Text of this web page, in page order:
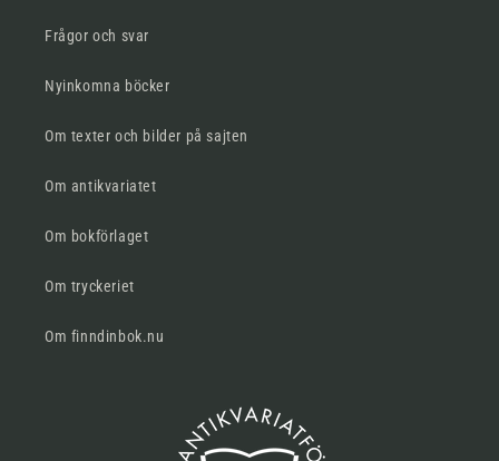
Frågor och svar
Nyinkomna böcker
Om texter och bilder på sajten
Om antikvariatet
Om bokförlaget
Om tryckeriet
Om finndinbok.nu